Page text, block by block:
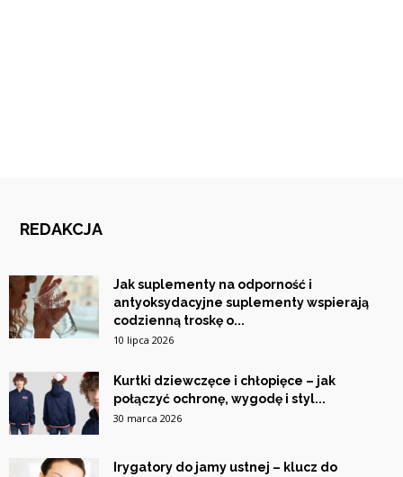
REDAKCJA
Jak suplementy na odporność i
antyoksydacyjne suplementy wspierają
codzienną troskę o...
10 lipca 2026
Kurtki dziewczęce i chłopięce – jak
połączyć ochronę, wygodę i styl...
30 marca 2026
Irygatory do jamy ustnej – klucz do